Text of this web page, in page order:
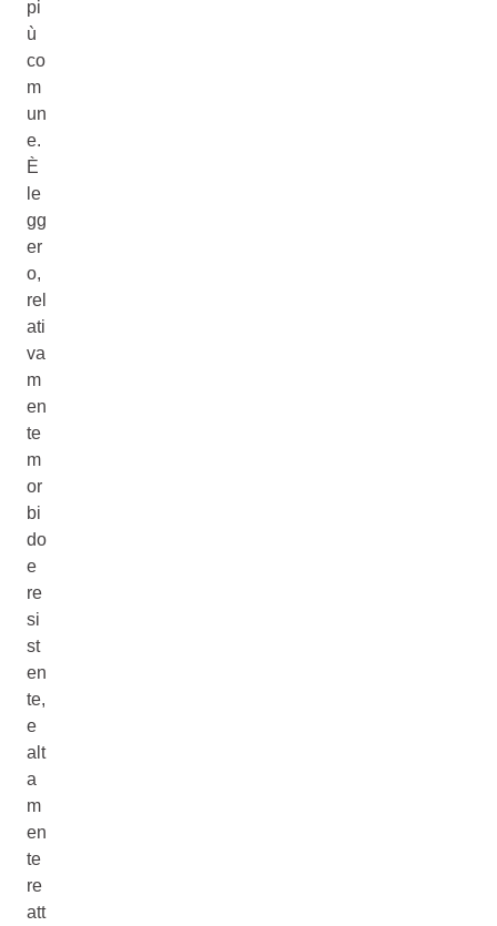
pi
ù
co
m
un
e.
È
le
gg
er
o,
rel
ati
va
m
en
te
m
or
bi
do
e
re
si
st
en
te,
e
alt
a
m
en
te
re
att